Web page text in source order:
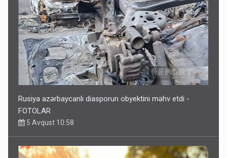
Rusiya azərbaycanlı diasporun obyektini məhv etdi -
FOTOLAR
5 Avqust 10:58